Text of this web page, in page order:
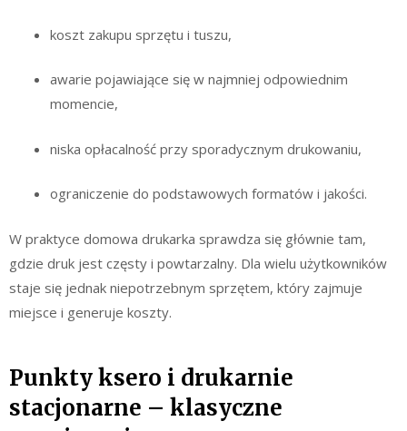
koszt zakupu sprzętu i tuszu,
awarie pojawiające się w najmniej odpowiednim
momencie,
niska opłacalność przy sporadycznym drukowaniu,
ograniczenie do podstawowych formatów i jakości.
W praktyce domowa drukarka sprawdza się głównie tam,
gdzie druk jest częsty i powtarzalny. Dla wielu użytkowników
staje się jednak niepotrzebnym sprzętem, który zajmuje
miejsce i generuje koszty.
Punkty ksero i drukarnie
stacjonarne – klasyczne